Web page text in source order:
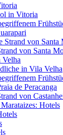
in Vitoria
Strand von Santa
von Santa
Velha
in Vila Velha
de Peracanga
von
Hotels